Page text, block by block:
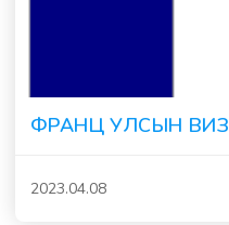
ФРАНЦ УЛСЫН ВИЗ
2023.04.08